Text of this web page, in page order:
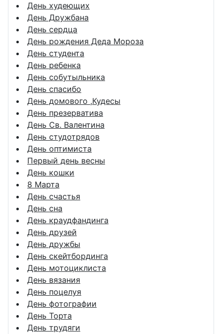
День худеющих
День Дружбана
День сердца
День рождения Деда Мороза
День студента
День ребенка
День собутыльника
День спасибо
День домового ,Кудесы
День презерватива
День Св. Валентина
День студотрядов
День оптимиста
Первый день весны
День кошки
8 Марта
День счастья
День сна
День краудфандинга
День друзей
День дружбы
День скейтбординга
День мотоциклиста
День вязания
День поцелуя
День фотографии
День Торта
День трудяги